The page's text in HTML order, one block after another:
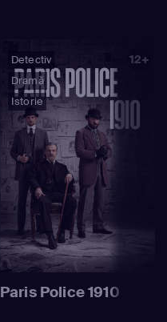
Detectiv
Dramă
Istorie
12+
Paris Police 1910